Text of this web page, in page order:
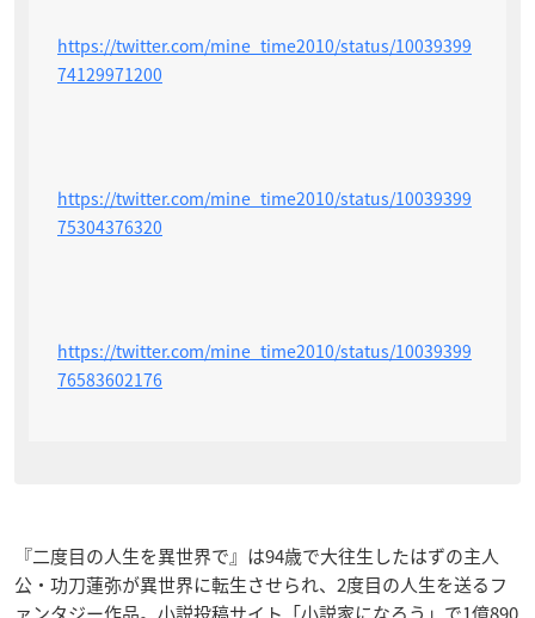
https://twitter.com/mine_time2010/status/10039399
74129971200
https://twitter.com/mine_time2010/status/10039399
75304376320
https://twitter.com/mine_time2010/status/10039399
76583602176
『二度目の人生を異世界で』は94歳で大往生したはずの主人
公・功刀蓮弥が異世界に転生させられ、2度目の人生を送るフ
ァンタジー作品。小説投稿サイト「小説家になろう」で1億890